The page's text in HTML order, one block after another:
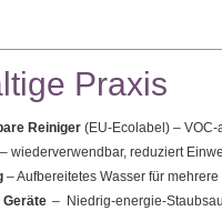
Praxis
Reiniger (EU‑Ecolabel) –
– wiederverwendbar, reduziert
– Aufbereitetes Wasser für
Geräte –